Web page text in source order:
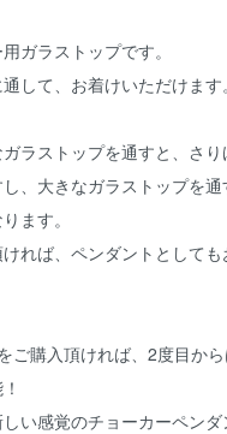
ガラストップです。
して、お着けいただけます。
ラストップを通すと、さり
、大きなガラストップを通
ます。
れば、ペンダントとしても
ご購入頂ければ、2度目か
い感覚のチョーカーペンダ